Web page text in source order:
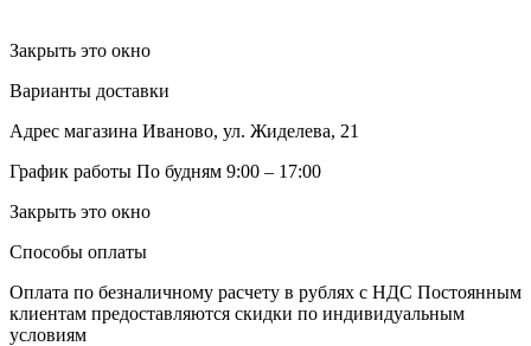
Закрыть это окно
Варианты доставки
Адрес магазина Иваново, ул. Жиделева, 21
График работы По будням 9:00 – 17:00
Закрыть это окно
Способы оплаты
Оплата по безналичному расчету в рублях с НДС Постоянным
клиентам предоставляются скидки по индивидуальным
условиям